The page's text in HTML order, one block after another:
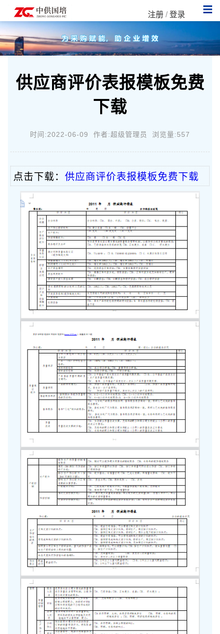
注册 /登录
供应商评价表报模板免费
下载
时间:2022-06-09 作者:超级管理员 浏览量:557
点击下载： 供应商评价表报模板免费下载